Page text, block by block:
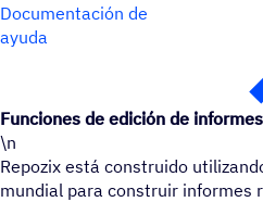
Documentación de
ayuda
Funciones de edición de
\n
Repozix está construido
mundial para construir informes